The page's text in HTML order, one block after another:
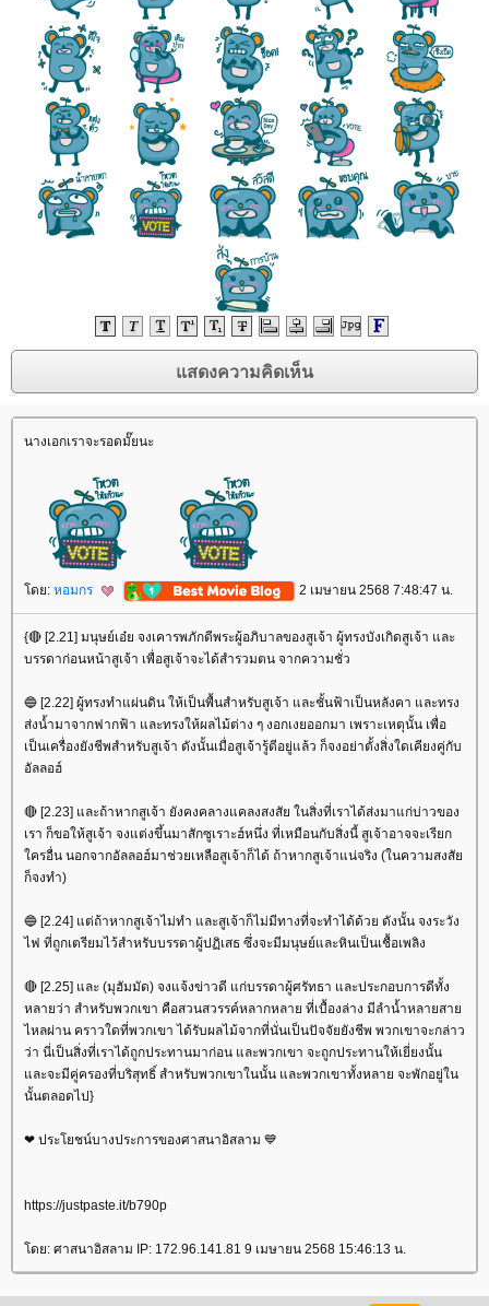
นางเอกเราจะรอดมั๊ยนะ
ดย: หอมกร 2 เมษายน 2568 7:48:47 น.
{🔴 [2.21] มนุษย์เอ๋ย จงเคารพภักดีพระผู้อภิบาลของสูเจ้า ผู้ทรงบังเกิดสูเจ้า และ
บรรดาก่อนหน้าสูเจ้า เพื่อสูเจ้าจะได้สำรวมตน จากความชั่ว
🔵 [2.22] ผู้ทรงทำแผ่นดิน ให้เป็นพื้นสำหรับสูเจ้า และชั้นฟ้าเป็นหลังคา และทรง
ส่งน้ำมาจากฟากฟ้า และทรงให้ผลไม้ต่าง ๆ งอกเงยออกมา เพราะเหตุนั้น เพื่อ
เป็นเครื่องยังชีพสำหรับสูเจ้า ดังนั้นเมื่อสูเจ้ารู้ดีอยู่แล้ว ก็จงอย่าตั้งสิ่งใดเคียงคู่กับ
อัลลอฮ์
🔴 [2.23] และถ้าหากสูเจ้า ยังคงคลางแคลงสงสัย ในสิ่งที่เราได้ส่งมาแก่บ่าวของ
เรา ก็ขอให้สูเจ้า จงแต่งขึ้นมาสักซูเราะฮ์หนึ่ง ที่เหมือนกับสิ่งนี้ สูเจ้าอาจจะเรียก
ครอื่น นอกจากอัลลอฮ์มาช่วยเหลือสูเจ้าก็ได้ ถ้าหากสูเจ้าแน่จริง (ในความสงสั
ก็จงทำ)
🔵 [2.24] แต่ถ้าหากสูเจ้าไม่ทำ และสูเจ้าก็ไม่มีทางที่จะทำได้ด้วย ดังนั้น จงระวัง
ไฟ ที่ถูกเตรียมไว้สำหรับบรรดาผู้ปฏิเสธ ซึ่งจะมีมนุษย์และหินเป็นเชื้อเพลิง
🔴 [2.25] และ (มุฮัมมัด) จงแจ้งข่าวดี แก่บรรดาผู้ศรัทธา และประกอบการดีทั้ง
หลายว่า สำหรับพวกเขา คือสวนสวรรค์หลากหลาย ที่เบื้องล่าง มีลำน้ำหลายสา
ไหลผ่าน คราวใดที่พวกเขา ได้รับผลไม้จากที่นั่นเป็นปัจจัยยังชีพ พวกเขาจะกล่าว
ว่า นี่เป็นสิ่งที่เราได้ถูกประทานมาก่อน และพวกเขา จะถูกประทานให้เยี่ยงนั้น
ละจะมีคู่ครองที่บริสุทธิ์ สำหรับพวกเขาในนั้น และพวกเขาทั้งหลาย จะพักอยู่ใน
นั้นตลอดไป}
❤ ประโยชน์บางประการของศาสนาอิสลาม 💙
https://justpaste.it/b790p
ดย: ศาสนาอิสลาม IP: 172.96.141.81 9 เมษายน 2568 15:46:13 น.